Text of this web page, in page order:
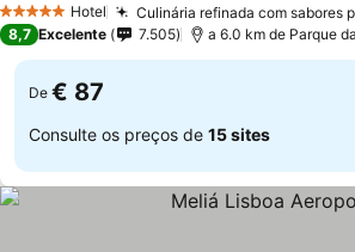
5 Estrelas Hotel Culinária refinada com sabores
8,7 Excelente 7.505 a 6.0 km de Parque
De € 87
Consulte os preços de 15 sites